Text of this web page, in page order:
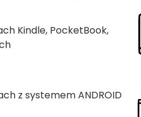
Kindle, PocketBook,
z systemem ANDROID